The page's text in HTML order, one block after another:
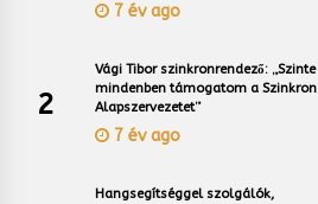
7 év ago
2
Vági Tibor szinkronrendező: „Szinte
mindenben támogatom a Szinkron
Alapszervezetet”
7 év ago
Hangsegítséggel szolgálók,